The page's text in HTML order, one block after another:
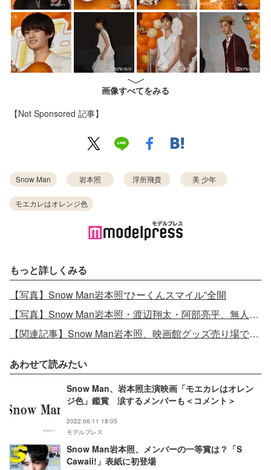
画像すべてをみる
【Not Sponsored 記事】
Snow Man 岩本照 浮所飛貴 美 少年
モエカレはオレンジ色
もっと詳しくみる
【写真】Snow Man岩本照“ひーくんスマイル”全開
【写真】Snow Man岩本照・渡辺翔太・阿部亮平、無人島に持っていくものは？個性爆発の回答
【関連記事】Snow Man岩本照、映画館グッズ売り場で“阿部推し”ファンに遭遇 話しかけるも気づかれず
あわせて読みたい
Snow Man、岩本照主演映画「モエカレはオレン
ジ色」鑑賞 涙するメンバーも＜コメント＞
2022.06.11 18:05
モデルプレス
Snow Man岩本照、メンバーの一等賞は？「S
Cawaii!」表紙に初登場